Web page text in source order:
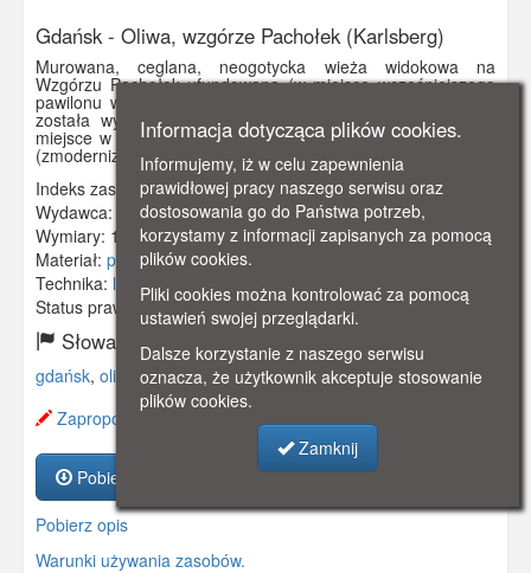
Gdańsk - Oliwa, wzgórze Pachołek (Karlsberg)
Murowana, ceglana, neogotycka wieża widokowa na
Wzgórzu Pachołek ufundowana (w miejsce wcześniejszego
pawilonu widokowego) przez cesarza Wilhelma I. Wieża ta
została wysadzona przez Niemców 23 III 1945 r. W jej
miejsce w 1975 r. ustawiono nową, o metalowej konstrukcji
(zmodernizowana w 2009 r.).
Indeks zasobu:GSP01440
Wydawca:
Clara Bernthal, Danzig
Wymiary: 138 x 86 mm
Materiał: pocztówka
Technika: litografia
Status prawny: Użycie Niekomercyjne
Słowa kluczowe:
gdańsk, oliwa ,punkt widokowy,wieża ,wzgórze,
Zaproponuj zmianę opisu.
Pobierz zasób
Pobierz opis
Warunki używania zasobów.
Informacja dotycząca plików cookies.
Informujemy, iż w celu zapewnienia
prawidłowej pracy naszego serwisu oraz
dostosowania go do Państwa potrzeb,
korzystamy z informacji zapisanych za pomocą
plików cookies.
Pliki cookies można kontrolować za pomocą
ustawień swojej przeglądarki.
Dalsze korzystanie z naszego serwisu
oznacza, że użytkownik akceptuje stosowanie
plików cookies.
Zamknij